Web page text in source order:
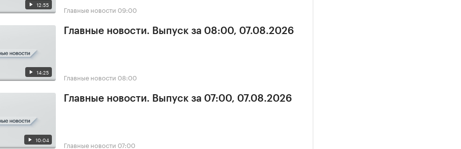
12:55 Главные новости 09:00
14:25
Главные новости. Выпуск за 08:00, 07.08.2026
Главные новости 08:00
10:04
Главные новости. Выпуск за 07:00, 07.08.2026
Главные новости 07:00